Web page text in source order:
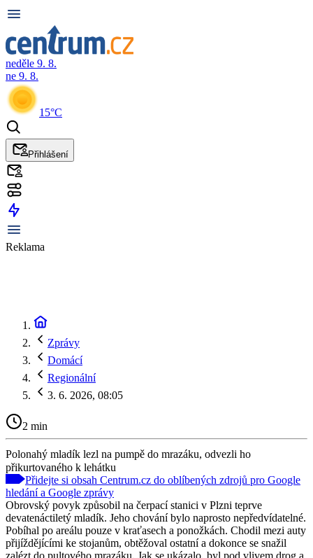
neděle 9. 8.
ne 9. 8.
15°C
Přihlášení
Reklama
Zprávy
Domácí
Regionální
3. 6. 2026, 08:05
2 min
Polonahý mladík lezl na pumpě do mrazáku, odvezli ho
přikurtovaného k lehátku
Přidejte si obsah Centrum.cz do oblíbených zdrojů pro Google
hledání a Google zprávy
Obrovský povyk způsobil na čerpací stanici v Plzni teprve
devatenáctiletý mladík. Jeho chování bylo naprosto nepředvídatelné.
Pobíhal po areálu pouze v kraťasech a ponožkách. Chodil mezi auty
přijíždějícími ke stojanům, obtěžoval ostatní a dokonce se snažil
zalézt do pultového mrazáku. Jak se ukázalo, byl pod vlivem drog a